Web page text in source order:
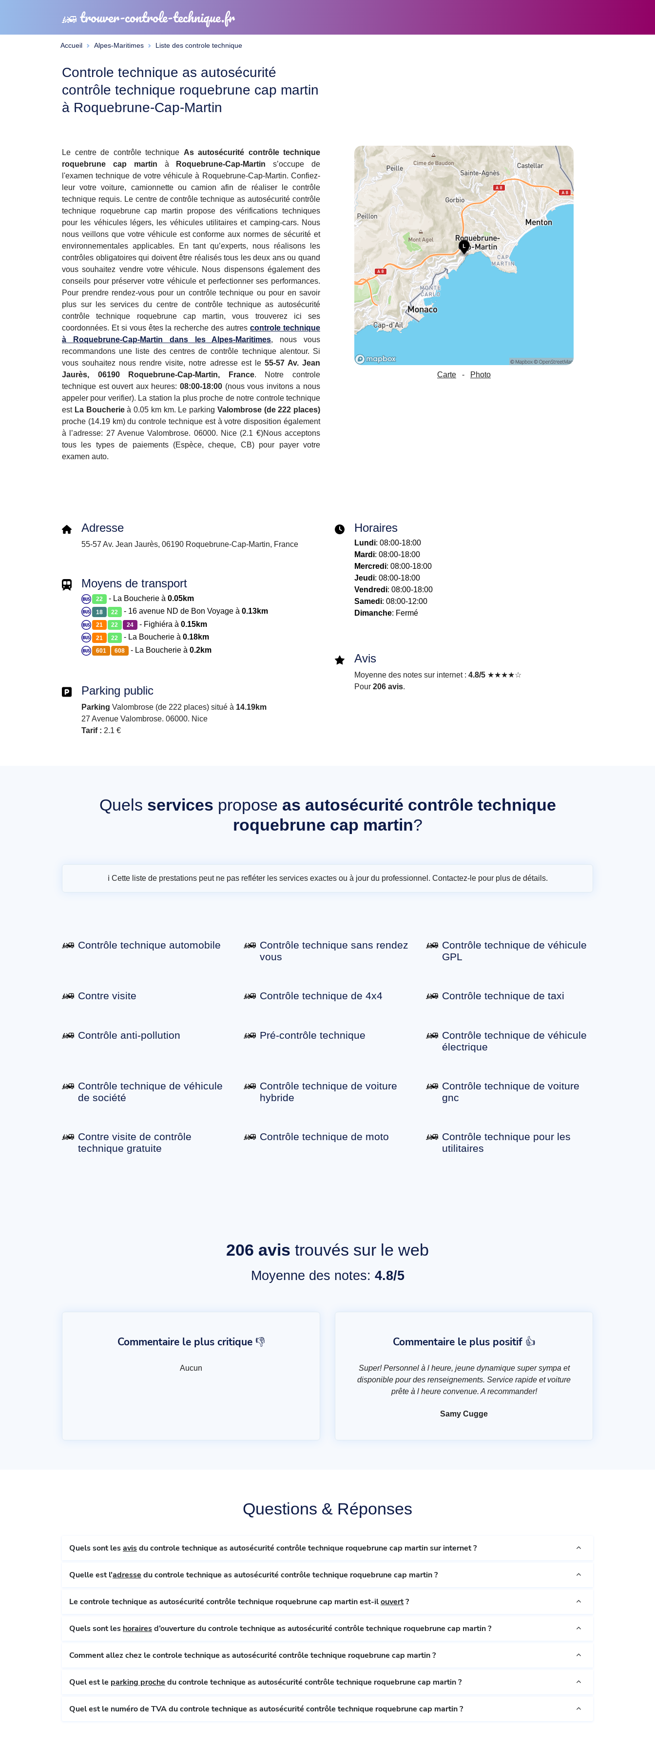
trouver-controle-technique.fr
Accueil Alpes-Maritimes Liste des controle technique
Controle technique as autosécurité
contrôle technique roquebrune cap martin
à Roquebrune-Cap-Martin
Le centre de contrôle technique As autosécurité contrôle technique
roquebrune cap martin à Roquebrune-Cap-Martin s’occupe de
l'examen technique de votre véhicule à Roquebrune-Cap-Martin. Confiez-
leur votre voiture, camionnette ou camion afin de réaliser le contrôle
technique requis. Le centre de contrôle technique as autosécurité contrôle
technique roquebrune cap martin propose des vérifications techniques
pour les véhicules légers, les véhicules utilitaires et camping-cars. Nous
nous veillons que votre véhicule est conforme aux normes de sécurité et
environnementales applicables. En tant qu’experts, nous réalisons les
contrôles obligatoires qui doivent être réalisés tous les deux ans ou quand
vous souhaitez vendre votre véhicule. Nous dispensons également des
conseils pour préserver votre véhicule et perfectionner ses performances.
Pour prendre rendez-vous pour un contrôle technique ou pour en savoir
plus sur les services du centre de contrôle technique as autosécurité
contrôle technique roquebrune cap martin, vous trouverez ici ses
coordonnées. Et si vous êtes la recherche des autrescontrole technique
à Roquebrune-Cap-Martin dans les Alpes-Maritimes, nous vous
recommandons une liste des centres de contrôle technique alentour. Si
vous souhaitez nous rendre visite, notre adresse est le 55-57 Av. Jean
Jaurès, 06190 Roquebrune-Cap-Martin, France. Notre controle
technique est ouvert aux heures: 08:00-18:00 (nous vous invitons a nous
appeler pour verifier). La station la plus proche de notre controle technique
est La Boucherieà 0.05 km km. Le parking Valombrose (de 222 places)
proche (14.19 km) du controle technique est à votre disposition également
à l’adresse: 27 Avenue Valombrose. 06000. Nice (2.1 €)Nous acceptons
tous les types de paiements (Espèce, cheque, CB) pour payer votre
examen auto.
Carte - Photo
Adresse
55-57 Av. Jean Jaurès, 06190 Roquebrune-Cap-Martin, France
Moyens de transport
22 - La Boucherie à 0.05km
18 22 - 16 avenue ND de Bon Voyage à0.13km
21 22 24 - Fighiéra à 0.15km
21 22 - La Boucherie à0.18km
601 608 - La Boucherie à0.2km
Parking public
Parking Valombrose (de 222 places) situé à 14.19km
27 Avenue Valombrose. 06000. Nice
Tarif : 2.1 €
Horaires
Lundi: 08:00-18:00
Mardi: 08:00-18:00
Mercredi: 08:00-18:00
Jeudi: 08:00-18:00
Vendredi: 08:00-18:00
Samedi: 08:00-12:00
Dimanche: Fermé
Avis
Moyenne des notes sur internet : 4.8/5 ★★★★☆
Pour 206 avis.
Quels services propose as autosécurité contrôle technique
roquebrune cap martin?
ℹ️ Cette liste de prestations peut ne pas refléter les services exactes ou à jour du professionnel. Contactez-le pour plus de détails.
Contrôle technique automobile
Contrôle technique sans rendez
vous
Contrôle technique de véhicule
GPL
Contre visite Contrôle technique de 4x4 Contrôle technique de taxi
Contrôle anti-pollution Pré-contrôle technique
Contrôle technique de véhicule
électrique
Contrôle technique de véhicule
de société
Contrôle technique de voiture
hybride
Contrôle technique de voiture
gnc
Contre visite de contrôle
technique gratuite
Contrôle technique de moto
Contrôle technique pour les
utilitaires
206 avis trouvés sur le web
Moyenne des notes: 4.8/5
Commentaire le plus critique 👎
Aucun
Commentaire le plus positif 👍
Super! Personnel à l heure, jeune dynamique super sympa et
disponible pour des renseignements. Service rapide et voiture
prête à l heure convenue. A recommander!
Samy Cugge
Questions & Réponses
Quels sont lesavisdu controle technique as autosécurité contrôle technique roquebrune cap martin sur internet ?
Quelle est l'adresse du controle technique as autosécurité contrôle technique roquebrune cap martin ?
Le controle technique as autosécurité contrôle technique roquebrune cap martin est-ilouvert?
Quels sont les horairesd’ouverture du controle technique as autosécurité contrôle technique roquebrune cap martin ?
Comment allez chez le controle technique as autosécurité contrôle technique roquebrune cap martin ?
Quel est le parking proche du controle technique as autosécurité contrôle technique roquebrune cap martin ?
Quel est le numéro de TVA du controle technique as autosécurité contrôle technique roquebrune cap martin ?